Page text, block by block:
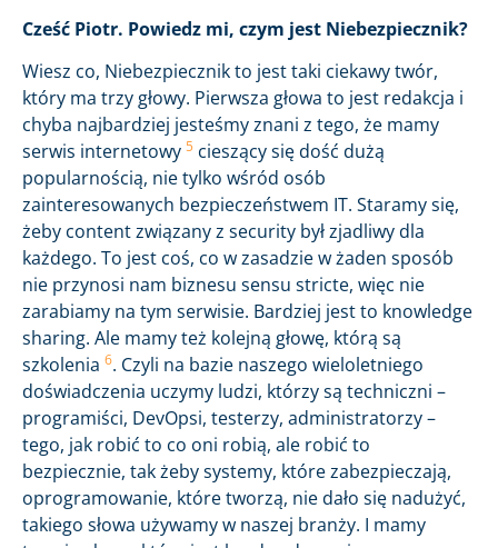
Cześć Piotr. Powiedz mi, czym jest Niebezpiecznik?
Wiesz co, Niebezpiecznik to jest taki ciekawy twór,
który ma trzy głowy. Pierwsza głowa to jest redakcja i
chyba najbardziej jesteśmy znani z tego, że mamy
serwis internetowy 5 cieszący się dość dużą
popularnością, nie tylko wśród osób
zainteresowanych bezpieczeństwem IT. Staramy się,
żeby content związany z security był zjadliwy dla
każdego. To jest coś, co w zasadzie w żaden sposób
nie przynosi nam biznesu sensu stricte, więc nie
zarabiamy na tym serwisie. Bardziej jest to knowledge
sharing. Ale mamy też kolejną głowę, którą są
szkolenia 6. Czyli na bazie naszego wieloletniego
doświadczenia uczymy ludzi, którzy są techniczni –
programiści, DevOpsi, testerzy, administratorzy –
tego, jak robić to co oni robią, ale robić to
bezpiecznie, tak żeby systemy, które zabezpieczają,
oprogramowanie, które tworzą, nie dało się nadużyć,
takiego słowa używamy w naszej branży. I mamy